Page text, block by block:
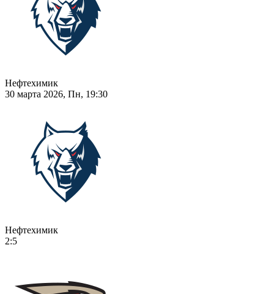
Нефтехимик
30 марта 2026, Пн, 19:30
Нефтехимик
2:5